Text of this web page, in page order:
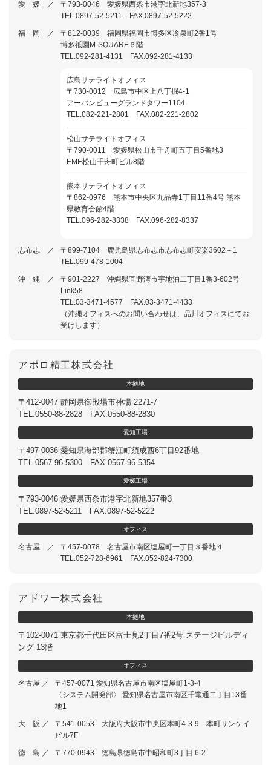
愛 媛 ／
〒793-0046 愛媛県西条市港字北新地357-3
TEL.0897-52-5211 FAX.0897-52-5222
福 岡 ／
〒812-0039 福岡県福岡市博多区冷泉町2番1号
博多祗園M-SQUARE６階
TEL.092-281-4131 FAX.092-281-4133
広島サテライトオフィス
〒730-0012 広島市中区上八丁掘4-1
アーバンビューグランドタワー1104
TEL.082-221-2801 FAX.082-221-2802
松山サテライトオフィス
〒790-0011 愛媛県松山市千舟町五丁目5番地3
EME松山千舟町ビル8階
熊本サテライトオフィス
〒862-0976 熊本市中央区九品寺1丁目11番4号 熊本
県教育会館4階
TEL.096-282-8338 FAX.096-282-8337
志布志 ／
〒899-7104 鹿児島県志布志市志布志町安楽3602－1
TEL.099-478-1004
沖 縄 ／
〒901-2227 沖縄県宜野湾市宇地泊二丁目1番3-602号
Link58
TEL.03-3471-4577 FAX.03-3471-4433
（沖縄オフィスへのお問い合わせは、品川オフィスにてお
受けします）
アポロ精工株式会社
本拠地
〒412-0047 静岡県御殿場市神場 2271-7
TEL.0550-88-2828 FAX.0550-88-2830
愛知工場
〒497-0036 愛知県海部郡蟹江町須成西6丁目92番地
TEL.0567-96-5300 FAX.0567-96-5354
愛媛工場
〒793-0046 愛媛県西条市港字北新地357番3
TEL.0897-52-5211 FAX.0897-52-5222
オフ ィ ス
名古屋 ／
〒457-0078 名古屋市南区塩屋町一丁目３番地４
TEL.052-728-6961 FAX.052-824-7300
アドワー株式会社
本拠地
〒102-0071 東京都千代田区富士見2丁目7番2号 ステージビルディ
ング 13階
オフ ィ ス
名古屋 ／
〒457-0071 愛知県名古屋市南区塩屋町1-3-4
〈システム開発部〉 愛知県名古屋市南区千竃通二丁目13番
地1
大 阪 ／
〒541-0053 大阪府大阪市中央区本町4-3-9 本町サンケイ
ビル7F
徳 島 ／ 〒770-0943 徳島県徳島市中昭和町3丁目 6-2